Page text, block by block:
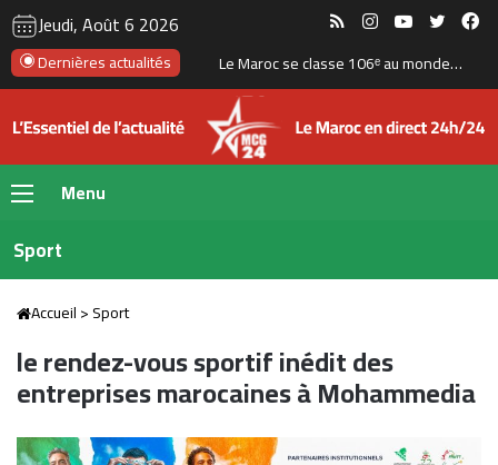
Jeudi, Août 6 2026 RSS InstagramYouTube
Dernières actualités Un rapport espagnol met en lumière les capacités des satellites marocains près du détroit de Gibraltar
Menu
Sport
Accueil>Sport
le rendez-vous sportif inédit des
entreprises marocaines à Mohammedia